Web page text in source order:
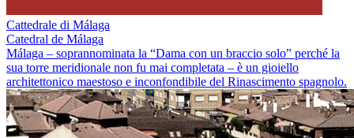
Cattedrale di Málaga
Catedral de Málaga
Málaga – soprannominata la “Dama con un braccio solo” perché la
sua torre meridionale non fu mai completata – è un gioiello
architettonico maestoso e inconfondibile del Rinascimento spagnolo.